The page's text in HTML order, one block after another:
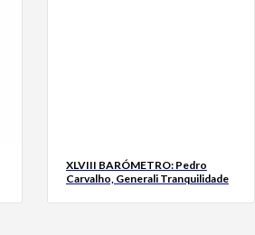
XLVIII BARÓMETRO: Pedro
Carvalho, Generali Tranquilidade